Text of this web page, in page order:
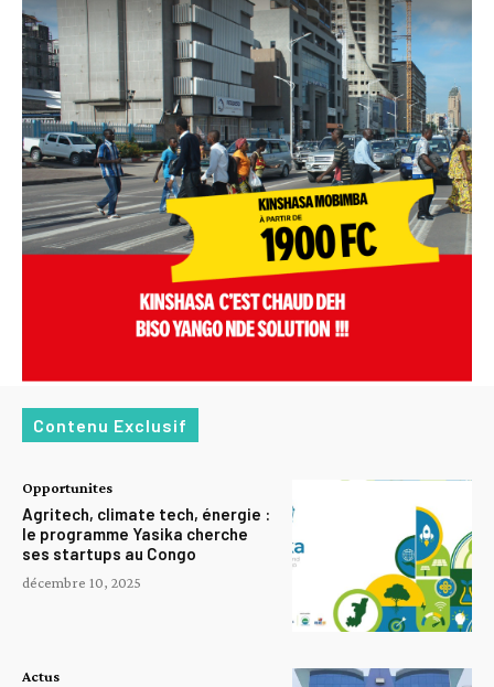
Contenu Exclusif
Opportunites
Agritech, climate tech, énergie :
le programme Yasika cherche
ses startups au Congo
décembre 10, 2025
Actus